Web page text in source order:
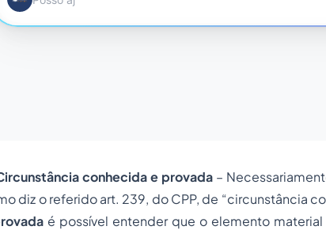
conhecida e provada –
diz o referido art. 239, do CPP, de “circunstância
é possível entender que o elemento